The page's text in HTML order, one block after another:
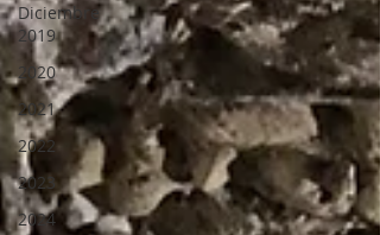
Diciembre
2019
2020
2021
2022
2023
2024